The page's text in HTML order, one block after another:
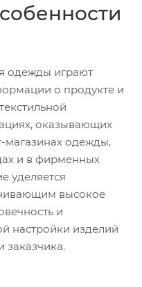
одежды играют
о продукте и
оказывающих
магазинах одежды,
и в фирменных
уделяется
высокое
и
настройки изделий
заказчика.